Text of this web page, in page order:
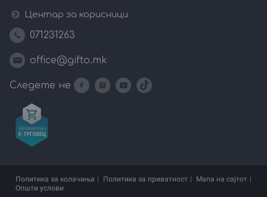
Центар за корисници
071231263
office@gifto.mk
Следете не
Политика за колачиња Политика за приватност
Мапа на сајтот
Општи услови